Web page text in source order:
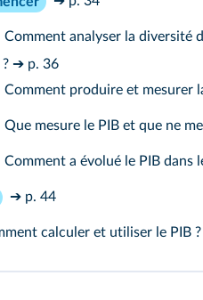
Comment analyser la diversité
➔ p. 36
Comment produire et mesurer
Que mesure le PIB et que ne
Comment a évolué le PIB dans
➔ p. 44
calculer et utiliser le PIB ?